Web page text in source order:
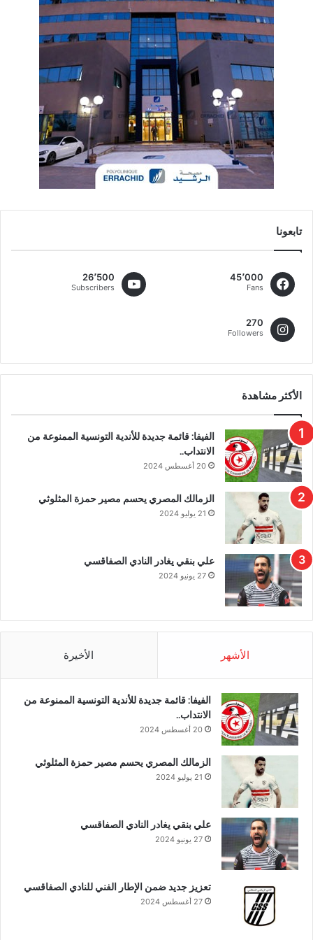
تابعونا
45٬000
Fans
26٬500
Subscribers
270
Followers
الأكثر مشاهدة
الفيفا: قائمة جديدة للأندية التونسية الممنوعة من
الانتداب..
20 أغسطس 2024
الزمالك المصري يحسم مصير حمزة المثلوثي
21 يوليو 2024
علي بنقي يغادر النادي الصفاقسي
27 يونيو 2024
الأشهر الأخيرة
الفيفا: قائمة جديدة للأندية التونسية الممنوعة من
الانتداب..
20 أغسطس 2024
الزمالك المصري يحسم مصير حمزة المثلوثي
21 يوليو 2024
علي بنقي يغادر النادي الصفاقسي
27 يونيو 2024
تعزيز جديد ضمن الإطار الفني للنادي الصفاقسي
27 أغسطس 2024